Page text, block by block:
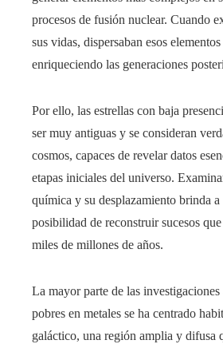
procesos de fusión nuclear. Cuando
sus vidas, dispersaban esos
enriqueciendo las generaciones
Por ello, las estrellas con baja
ser muy antiguas y se consideran
cosmos, capaces de revelar datos
etapas iniciales del universo.
química y su desplazamiento brinda a
posibilidad de reconstruir sucesos
miles de millones de años.
La mayor parte de las investigaciones
pobres en metales se ha centrado
galáctico, una región amplia y difusa